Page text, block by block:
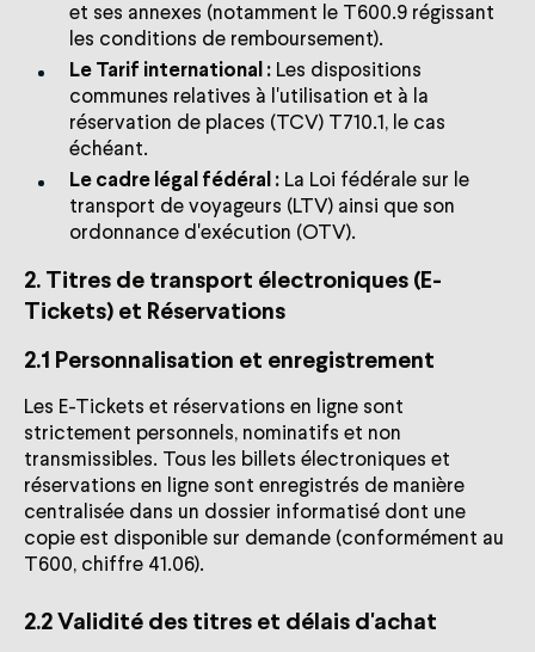
et ses annexes (notamment le T600.9 régissant
les conditions de remboursement).
Le Tarif international : Les dispositions
communes relatives à l'utilisation et à la
réservation de places (TCV) T710.1, le cas
échéant.
Le cadre légal fédéral : La Loi fédérale sur le
transport de voyageurs (LTV) ainsi que son
ordonnance d'exécution (OTV).
2. Titres de transport électroniques (E-
Tickets) et Réservations
2.1 Personnalisation et enregistrement
Les E-Tickets et réservations en ligne sont
strictement personnels, nominatifs et non
transmissibles. Tous les billets électroniques et
réservations en ligne sont enregistrés de manière
centralisée dans un dossier informatisé dont une
copie est disponible sur demande (conformément au
T600, chiffre 41.06).
2.2 Validité des titres et délais d'achat